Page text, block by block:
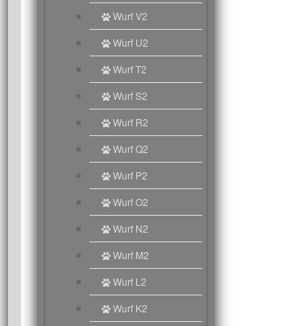
Wurf V2
Wurf U2
Wurf T2
Wurf S2
Wurf R2
Wurf Q2
Wurf P2
Wurf O2
Wurf N2
Wurf M2
Wurf L2
Wurf K2